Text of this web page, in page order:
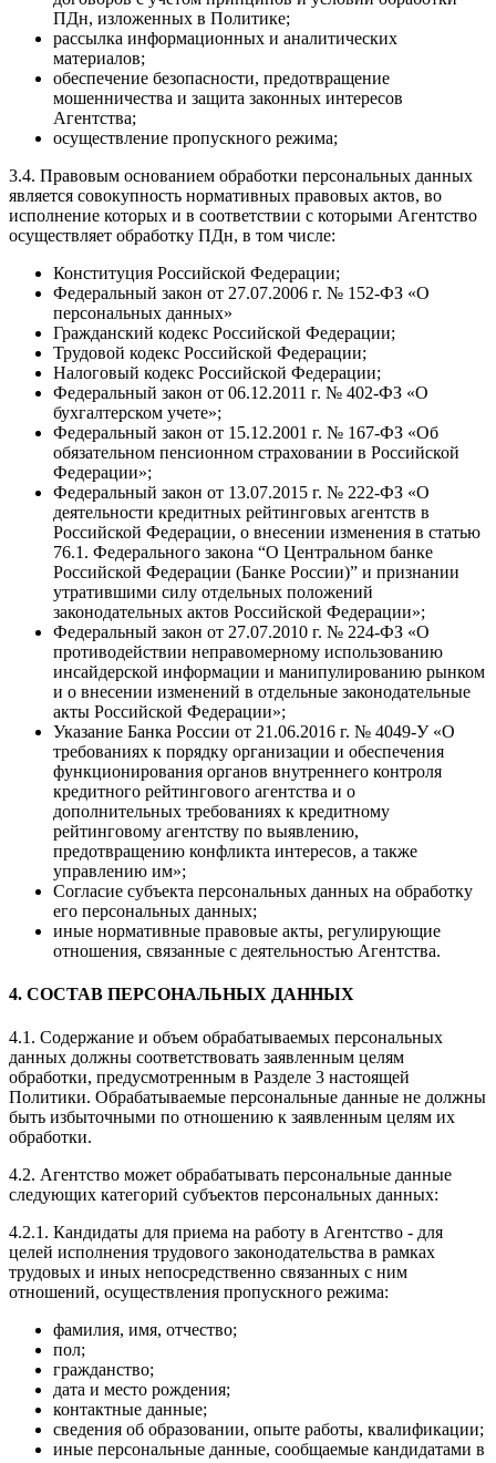
ПДн, изложенных в Политике;
рассылка информационных и аналитических
материалов;
обеспечение безопасности, предотвращение
мошенничества и защита законных интересов
Агентства;
осуществление пропускного режима;
3.4. Правовым основанием обработки персональных данных
является совокупность нормативных правовых актов, во
исполнение которых и в соответствии с которыми Агентство
осуществляет обработку ПДн, в том числе:
Конституция Российской Федерации;
Федеральный закон от 27.07.2006 г. № 152-ФЗ «О
персональных данных»
Гражданский кодекс Российской Федерации;
Трудовой кодекс Российской Федерации;
Налоговый кодекс Российской Федерации;
Федеральный закон от 06.12.2011 г. № 402-ФЗ «О
бухгалтерском учете»;
Федеральный закон от 15.12.2001 г. № 167-ФЗ «Об
обязательном пенсионном страховании в Российской
Федерации»;
Федеральный закон от 13.07.2015 г. № 222-ФЗ «О
деятельности кредитных рейтинговых агентств в
Российской Федерации, о внесении изменения в статью
76.1. Федерального закона “О Центральном банке
Российской Федерации (Банке России)” и признании
утратившими силу отдельных положений
законодательных актов Российской Федерации»;
Федеральный закон от 27.07.2010 г. № 224-ФЗ «О
противодействии неправомерному использованию
инсайдерской информации и манипулированию рынком
и о внесении изменений в отдельные законодательные
акты Российской Федерации»;
Указание Банка России от 21.06.2016 г. № 4049-У «О
требованиях к порядку организации и обеспечения
функционирования органов внутреннего контроля
кредитного рейтингового агентства и о
дополнительных требованиях к кредитному
рейтинговому агентству по выявлению,
предотвращению конфликта интересов, а также
управлению им»;
Согласие субъекта персональных данных на обработку
его персональных данных;
иные нормативные правовые акты, регулирующие
отношения, связанные с деятельностью Агентства.
4. СОСТАВ ПЕРСОНАЛЬНЫХ ДАННЫХ
4.1. Содержание и объем обрабатываемых персональных
данных должны соответствовать заявленным целям
обработки, предусмотренным в Разделе 3 настоящей
Политики. Обрабатываемые персональные данные не должны
быть избыточными по отношению к заявленным целям их
обработки.
4.2. Агентство может обрабатывать персональные данные
следующих категорий субъектов персональных данных:
4.2.1. Кандидаты для приема на работу в Агентство - для
целей исполнения трудового законодательства в рамках
трудовых и иных непосредственно связанных с ним
отношений, осуществления пропускного режима:
фамилия, имя, отчество;
пол;
гражданство;
дата и место рождения;
контактные данные;
сведения об образовании, опыте работы, квалификации;
иные персональные данные, сообщаемые кандидатами в